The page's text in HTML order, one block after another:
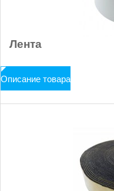
Лента
Описание товара